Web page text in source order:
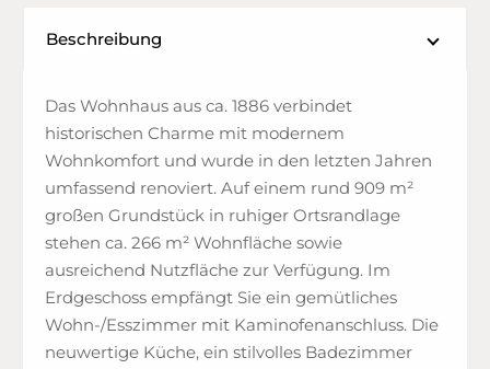
Beschreibung
Das Wohnhaus aus ca. 1886 verbindet
historischen Charme mit modernem
Wohnkomfort und wurde in den letzten Jahren
umfassend renoviert. Auf einem rund 909 m²
großen Grundstück in ruhiger Ortsrandlage
stehen ca. 266 m² Wohnfläche sowie
ausreichend Nutzfläche zur Verfügung. Im
Erdgeschoss empfängt Sie ein gemütliches
Wohn-/Esszimmer mit Kaminofenanschluss. Die
neuwertige Küche, ein stilvolles Badezimmer